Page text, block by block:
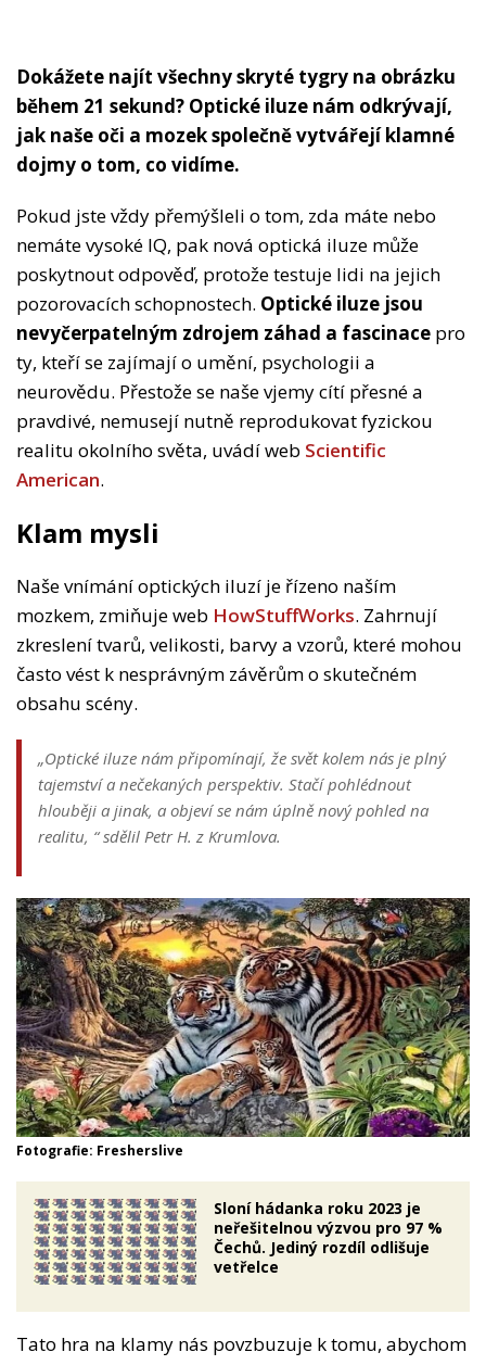
Dokážete najít všechny skryté tygry na obrázku
během 21 sekund? Optické iluze nám odkrývají,
jak naše oči a mozek společně vytvářejí klamné
dojmy o tom, co vidíme.
Pokud jste vždy přemýšleli o tom, zda máte nebo
nemáte vysoké IQ, pak nová optická iluze může
poskytnout odpověď, protože testuje lidi na jejich
pozorovacích schopnostech. Optické iluze jsou
nevyčerpatelným zdrojem záhad a fascinace pro
ty, kteří se zajímají o umění, psychologii a
neurovědu. Přestože se naše vjemy cítí přesné a
pravdivé, nemusejí nutně reprodukovat fyzickou
realitu okolního světa, uvádí web Scientific
American.
Klam mysli
Naše vnímání optických iluzí je řízeno naším
mozkem, zmiňuje web HowStuffWorks. Zahrnují
zkreslení tvarů, velikosti, barvy a vzorů, které mohou
často vést k nesprávným závěrům o skutečném
obsahu scény.
„Optické iluze nám připomínají, že svět kolem nás je plný
tajemství a nečekaných perspektiv. Stačí pohlédnout
hlouběji a jinak, a objeví se nám úplně nový pohled na
realitu, “sdělil Petr H. z Krumlova.
Fotografie: Fresherslive
Sloní hádanka roku 2023 je
neřešitelnou výzvou pro 97 %
Čechů. Jediný rozdíl odlišuje
vetřelce
Tato hra na klamy nás povzbuzuje k tomu, abychom